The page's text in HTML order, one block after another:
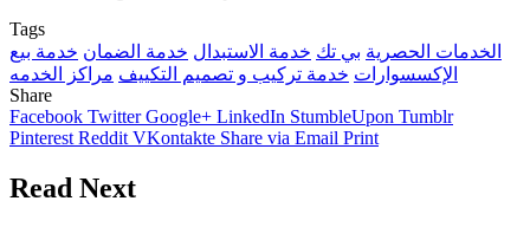
Tags
الخدمات الحصرية بي تك خدمة الاستبدال خدمة الضمان خدمة بيع
الإكسسوارات خدمة تركيب و تصميم التكييف مراكز الخدمه
Share
Facebook Twitter Google+ LinkedIn StumbleUpon Tumblr
Pinterest Reddit VKontakte Share via Email Print
Read Next